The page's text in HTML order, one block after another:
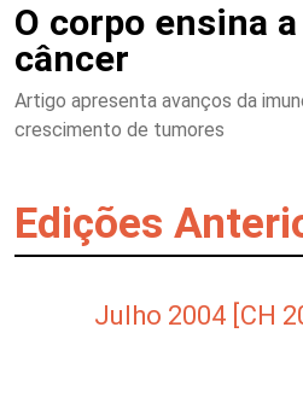
O corpo ensina
câncer
Artigo apresenta avanços da
crescimento de tumores
Edições
Julho 2004 [CH